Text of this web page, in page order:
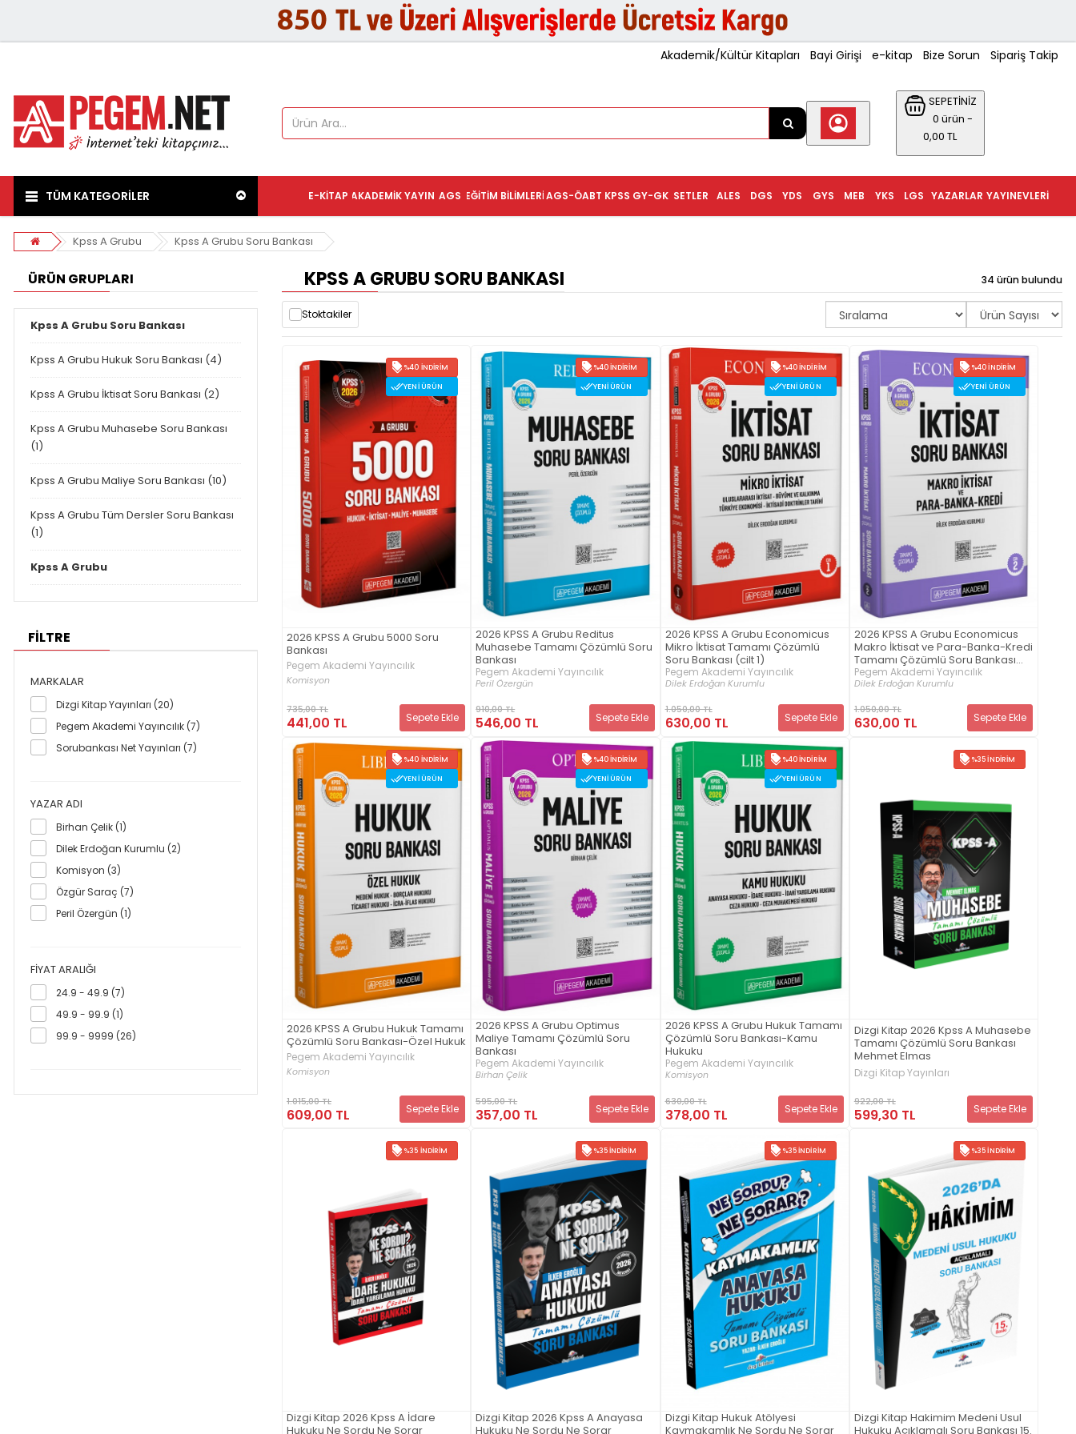
Akademik/Kültür Kitapları Bayi Girişi e-kitap Bize Sorun Sipariş Takip
SEPETİNİZ
0 ürün -
0,00 TL
TÜM KATEGORİLER YAYINEVLERI
YAZARLAR
LGS
YKS
MEB
GYS
YDS
DGS
ALES
SETLER
KPSS GY-GK
AGS-ÖABT
EĞITIM BILIMLERI
AGS
AKADEMIK YAYIN
E-KITAP
Kpss A Grubu Kpss A Grubu Soru Bankası
ÜRÜN GRUPLARI
Kpss A Grubu Soru Bankası
Kpss A Grubu Hukuk Soru Bankası (4)
Kpss A Grubu İktisat Soru Bankası (2)
Kpss A Grubu Muhasebe Soru Bankası
(1)
Kpss A Grubu Maliye Soru Bankası (10)
Kpss A Grubu Tüm Dersler Soru Bankası
(1)
Kpss A Grubu
FİLTRE
MARKALAR
Dizgi Kitap Yayınları (20)
Pegem Akademi Yayıncılık (7)
Sorubankası Net Yayınları (7)
YAZAR ADI
Birhan Çelik (1)
Dilek Erdoğan Kurumlu (2)
Komisyon (3)
Özgür Saraç (7)
Peril Özergün (1)
FIYAT ARALIĞI
24.9 - 49.9 (7)
49.9 - 99.9 (1)
99.9 - 9999 (26)
KPSS A GRUBU SORU BANKASI 34 ürün bulundu
Stoktakiler
%40 İNDIRIM
YENI ÜRÜN
2026 KPSS A Grubu 5000 Soru
Bankası
Pegem Akademi Yayıncılık
Komisyon
735,00 TL
441,00 TL Sepete Ekle
%40 İNDIRIM
YENI ÜRÜN
2026 KPSS A Grubu Reditus
Muhasebe Tamamı Çözümlü Soru
Bankası
Pegem Akademi Yayıncılık
Peril Özergün
910,00 TL
546,00 TL Sepete Ekle
%40 İNDIRIM
YENI ÜRÜN
2026 KPSS A Grubu Economicus
Mikro İktisat Tamamı Çözümlü
Soru Bankası (cilt 1)
Pegem Akademi Yayıncılık
Dilek Erdoğan Kurumlu
1.050,00 TL
630,00 TL Sepete Ekle
%40 İNDIRIM
YENI ÜRÜN
2026 KPSS A Grubu Economicus
Makro İktisat ve Para-Banka-Kredi
Tamamı Çözümlü Soru Bankası
(cilt 2)
Pegem Akademi Yayıncılık
Dilek Erdoğan Kurumlu
1.050,00 TL
630,00 TL Sepete Ekle
%40 İNDIRIM
YENI ÜRÜN
2026 KPSS A Grubu Hukuk Tamamı
Çözümlü Soru Bankası-Özel Hukuk
Pegem Akademi Yayıncılık
Komisyon
1.015,00 TL
609,00 TL Sepete Ekle
%40 İNDIRIM
YENI ÜRÜN
2026 KPSS A Grubu Optimus
Maliye Tamamı Çözümlü Soru
Bankası
Pegem Akademi Yayıncılık
Birhan Çelik
595,00 TL
357,00 TL Sepete Ekle
%40 İNDIRIM
YENI ÜRÜN
2026 KPSS A Grubu Hukuk Tamamı
Çözümlü Soru Bankası-Kamu
Hukuku
Pegem Akademi Yayıncılık
Komisyon
630,00 TL
378,00 TL Sepete Ekle
%35 İNDIRIM
Dizgi Kitap 2026 Kpss A Muhasebe
Tamamı Çözümlü Soru Bankası
Mehmet Elmas
Dizgi Kitap Yayınları
922,00 TL
599,30 TL Sepete Ekle
%35 İNDIRIM
Dizgi Kitap 2026 Kpss A İdare
Hukuku Ne Sordu Ne Sorar
%35 İNDIRIM
Dizgi Kitap 2026 Kpss A Anayasa
Hukuku Ne Sordu Ne Sorar
%35 İNDIRIM
Dizgi Kitap Hukuk Atölyesi
Kaymakamlık Ne Sordu Ne Sorar
%35 İNDIRIM
Dizgi Kitap Hakimim Medeni Usul
Hukuku Açıklamalı Soru Bankası 15.